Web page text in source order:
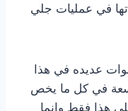
في عمليات جلي
عديده في هذا
في كل ما يخص
هذا فقط وانما